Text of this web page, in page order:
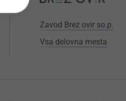
Zavod Brez ovir so.p.
Vsa delovna mesta